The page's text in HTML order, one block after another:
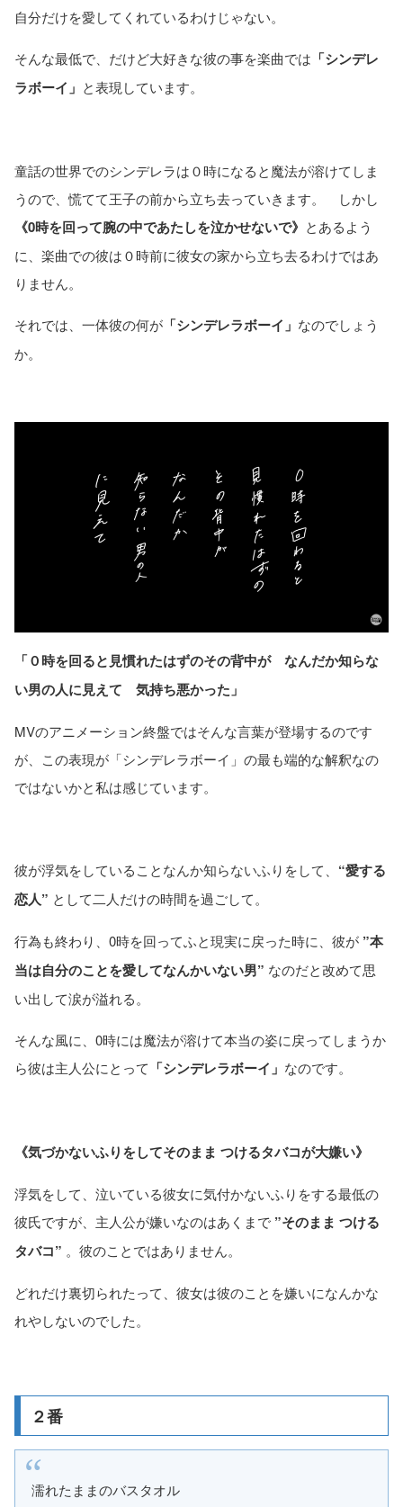
自分だけを愛してくれているわけじゃない。
そんな最低で、だけど大好きな彼の事を楽曲では 「シンデレ
ラボーイ」 と表現しています。
童話の世界でのシンデレラは０時になると魔法が溶けてしま
うので、慌てて王子の前から立ち去っていきます。 しかし
《0時を回って腕の中であたしを泣かせないで》 とあるよう
に、楽曲での彼は０時前に彼女の家から立ち去るわけではあ
りません。
それでは、一体彼の何が 「シンデレラボーイ」 なのでしょう
か。
「０時を回ると見慣れたはずのその背中が なんだか知らな
い男の人に見えて 気持ち悪かった」
MVのアニメーション終盤ではそんな言葉が登場するのです
が、この表現が「シンデレラボーイ」の最も端的な解釈なの
ではないかと私は感じています。
彼が浮気をしていることなんか知らないふりをして、 “愛する
恋人” として二人だけの時間を過ごして。
行為も終わり、0時を回ってふと現実に戻った時に、彼が ”本
当は自分のことを愛してなんかいない男” なのだと改めて思
い出して涙が溢れる。
そんな風に、0時には魔法が溶けて本当の姿に戻ってしまうか
ら彼は主人公にとって 「シンデレラボーイ」 なのです。
《気づかないふりをしてそのまま つけるタバコが大嫌い》
浮気をして、泣いている彼女に気付かないふりをする最低の
彼氏ですが、主人公が嫌いなのはあくまで ”そのまま つける
タバコ” 。彼のことではありません。
どれだけ裏切られたって、彼女は彼のことを嫌いになんかな
れやしないのでした。
２番
濡れたままのバスタオル